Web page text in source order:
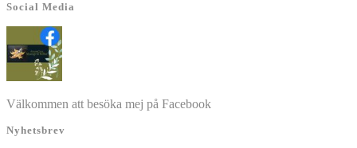
Social Media
Välkommen att besöka mej på Facebook
Nyhetsbrev